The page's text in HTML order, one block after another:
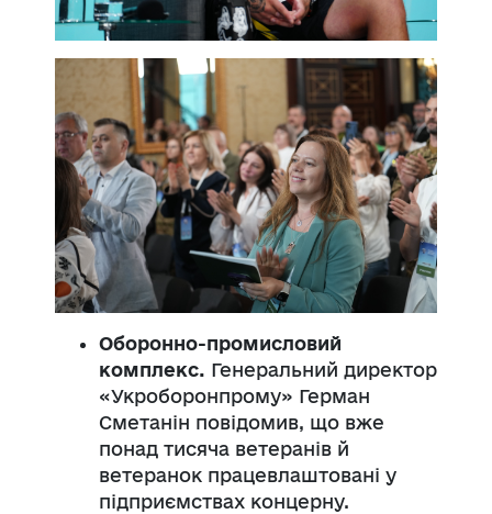
Оборонно-промисловий
комплекс. Генеральний директор
«Укроборонпрому» Герман
Сметанін повідомив, що вже
понад тисяча ветеранів й
ветеранок працевлаштовані у
підприємствах концерну.